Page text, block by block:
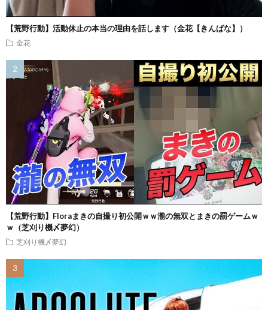
【荒野行動】活動休止の本当の理由を話します（金花【きんばな】）
金花
【荒野行動】Floraまきの自撮り初公開ｗｗ瀧の無双とまきの罰ゲームｗ
ｗ（芝刈り機〆夢幻）
芝刈り機〆夢幻